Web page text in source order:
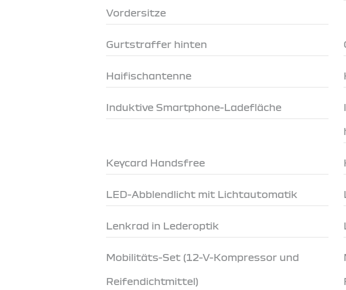
Vordersitze
Gurtstraffer hinten
Haifischantenne
Induktive Smartphone-Ladefläche
Keycard Handsfree
LED-Abblendlicht mit Lichtautomatik
Lenkrad in Lederoptik
Mobilitäts-Set (12-V-Kompressor und
Reifendichtmittel)